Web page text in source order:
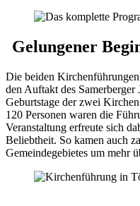
Gelungener
Die beiden
den Auftakt des
Geburtstage der zwei
120 Personen waren die
Veranstaltung erfreute sich
Beliebtheit. So kamen auch
Gemeindegebietes um mehr